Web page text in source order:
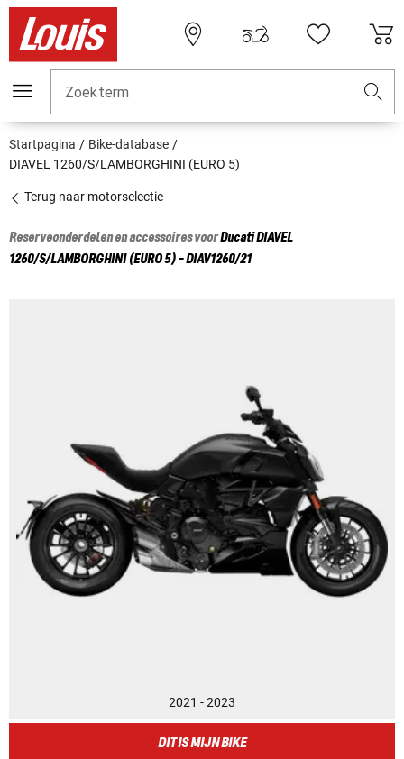
Zoekterm
Startpagina
Bike-database
DIAVEL 1260/S/LAMBORGHINI (EURO 5)
Terug naar motorselectie
Reserveonderdelen en accessoires voorDucatiDIAVEL
1260/S/LAMBORGHINI (EURO 5) - DIAV1260/21
2021 - 2023
DIT IS MIJN BIKE